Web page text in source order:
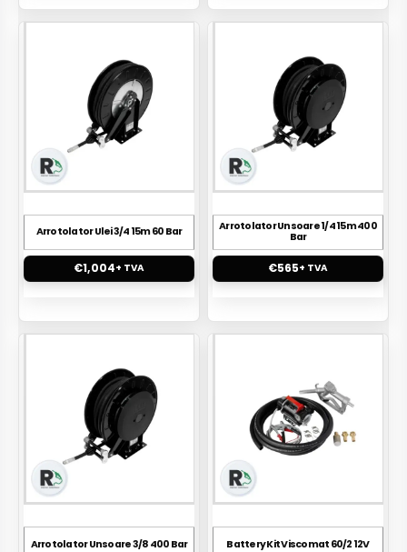
Arrotolator Ulei 3/4 15m 60 Bar
€1,004+ TVA
Arrotolator Unsoare 1/4 15m 400
Bar
€565+ TVA
Arrotolator Unsoare 3/8 400 Bar Battery Kit Viscomat 60/2 12V